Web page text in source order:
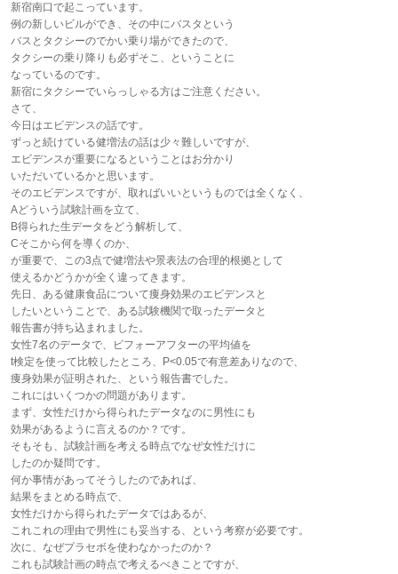
新宿南口で起こっています。
例の新しいビルができ、その中にバスタという
バスとタクシーのでかい乗り場ができたので、
タクシーの乗り降りも必ずそこ、ということに
なっているのです。
新宿にタクシーでいらっしゃる方はご注意ください。
さて、
今日はエビデンスの話です。
ずっと続けている健増法の話は少々難しいですが、
エビデンスが重要になるということはお分かり
いただいているかと思います。
そのエビデンスですが、取ればいいというものでは全くなく、
Aどういう試験計画を立て、
B得られた生データをどう解析して、
Cそこから何を導くのか、
が重要で、この3点で健増法や景表法の合理的根拠として
使えるかどうかが全く違ってきます。
先日、ある健康食品について痩身効果のエビデンスと
したいということで、ある試験機関で取ったデータと
報告書が持ち込まれました。
女性7名のデータで、ビフォーアフターの平均値を
t検定を使って比較したところ、P<0.05で有意差ありなので、
痩身効果が証明された、という報告書でした。
これにはいくつかの問題があります。
まず、女性だけから得られたデータなのに男性にも
効果があるように言えるのか？です。
そもそも、試験計画を考える時点でなぜ女性だけに
したのか疑問です。
何か事情があってそうしたのであれば、
結果をまとめる時点で、
女性だけから得られたデータではあるが、
これこれの理由で男性にも妥当する、という考察が必要です。
次に、なぜプラセボを使わなかったのか？
これも試験計画の時点で考えるべきことですが、